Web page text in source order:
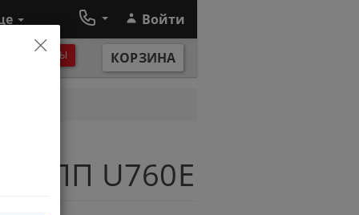
Войти
РАБОТЫ КОРЗИНА
АКПП U760E
×